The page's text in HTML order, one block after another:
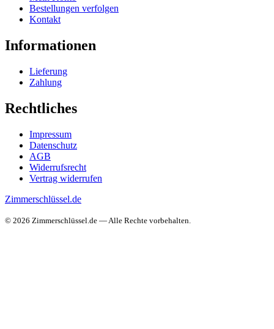
Bestellungen verfolgen
Kontakt
Informationen
Lieferung
Zahlung
Rechtliches
Impressum
Datenschutz
AGB
Widerrufsrecht
Vertrag widerrufen
Zimmerschlüssel.de
© 2026 Zimmerschlüssel.de — Alle Rechte vorbehalten.